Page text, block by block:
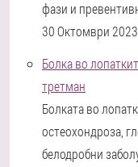
фази и
30 Октомври 2023
Болка во
третман
Болката во
остеохондроза,
белодробни